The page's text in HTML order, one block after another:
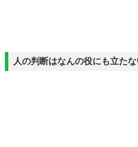
人の判断はなんの役にも立た